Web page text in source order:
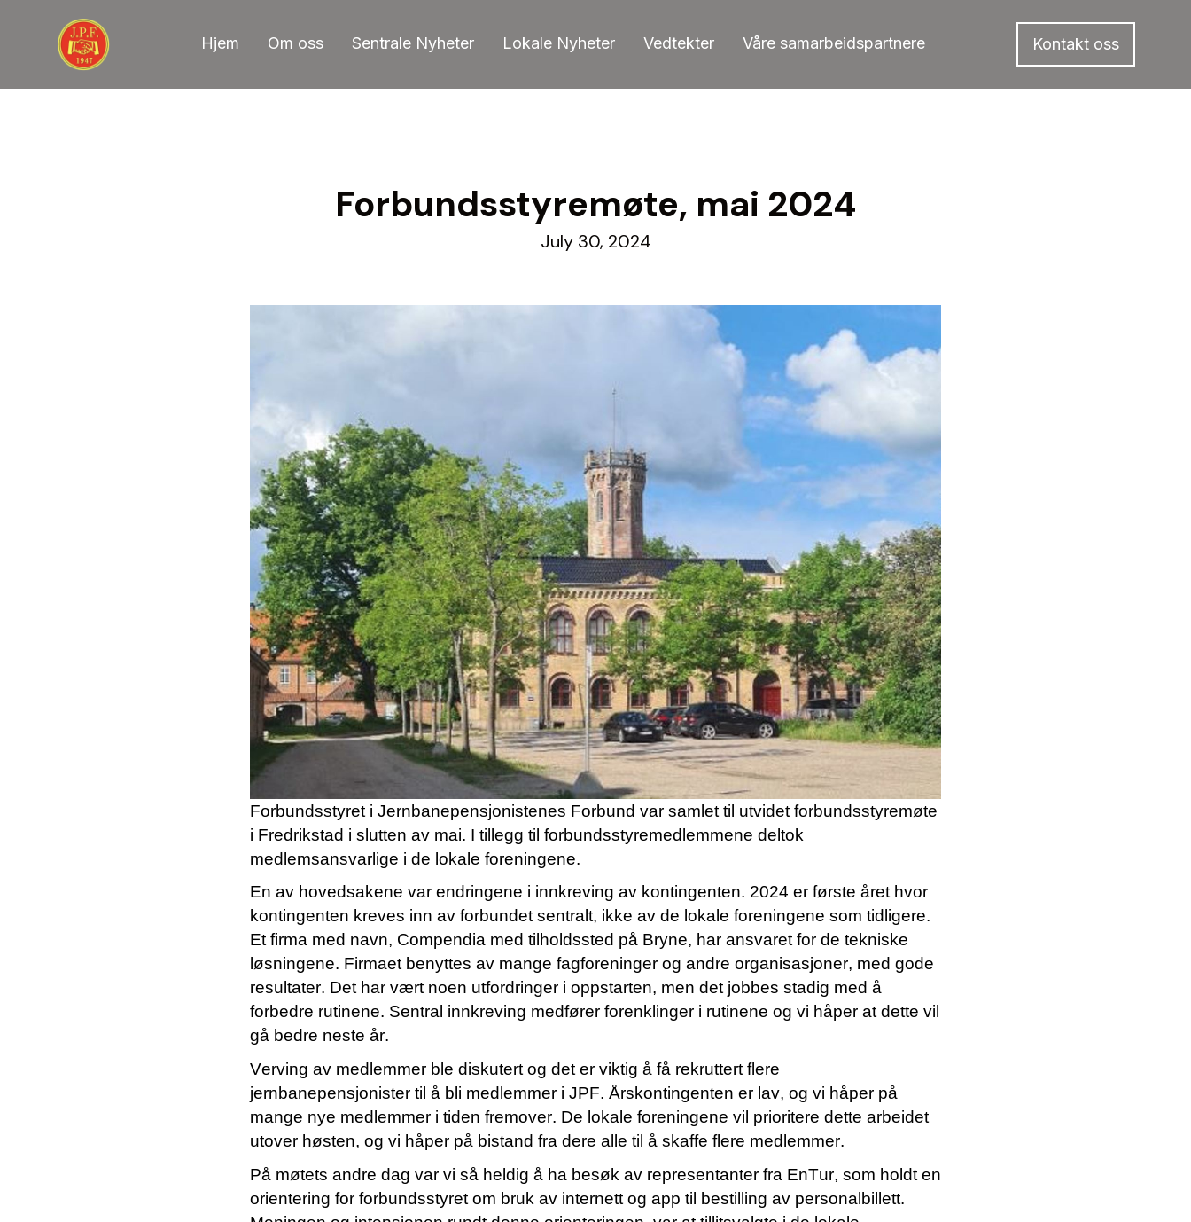
Hjem Om oss Sentrale Nyheter Lokale Nyheter Vedtekter Våre samarbeidspartnere Kontakt oss
Forbundsstyremøte, mai 2024
July 30, 2024
Forbundsstyret i Jernbanepensjonistenes Forbund var samlet til utvidet forbundsstyremøte
i Fredrikstad i slutten av mai. I tillegg til forbundsstyremedlemmene deltok
medlemsansvarlige i de lokale foreningene.
En av hovedsakene var endringene i innkreving av kontingenten. 2024 er første året hvor
kontingenten kreves inn av forbundet sentralt, ikke av de lokale foreningene som tidligere.
Et firma med navn, Compendia med tilholdssted på Bryne, har ansvaret for de tekniske
løsningene. Firmaet benyttes av mange fagforeninger og andre organisasjoner, med gode
resultater. Det har vært noen utfordringer i oppstarten, men det jobbes stadig med å
forbedre rutinene. Sentral innkreving medfører forenklinger i rutinene og vi håper at dette vil
gå bedre neste år.
Verving av medlemmer ble diskutert og det er viktig å få rekruttert flere
jernbanepensjonister til å bli medlemmer i JPF. Årskontingenten er lav, og vi håper på
mange nye medlemmer i tiden fremover. De lokale foreningene vil prioritere dette arbeidet
utover høsten, og vi håper på bistand fra dere alle til å skaffe flere medlemmer.
På møtets andre dag var vi så heldig å ha besøk av representanter fra EnTur, som holdt en
orientering for forbundsstyret om bruk av internett og app til bestilling av personalbillett.